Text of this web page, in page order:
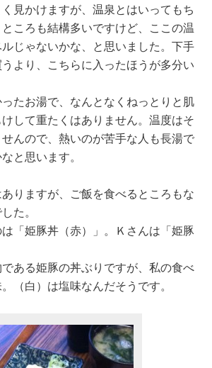
見かけますが、温泉とはいってもち
ころも結構多いですけど、ここの温
じゃないかな、と思いました。下手
より、こちらに入ったほうが多分い
たお湯で、なんとなくねっとりと肌
して重たくはありません。温度はそ
んので、熱いのが苦手な人も長湯で
と思います。
りますが、ご飯を食べるところもな
た。
「姫豚丼（赤）」。Ｋさんは「姫豚
ある姫豚の丼ぶりですが、私の食べ
（白）は塩味なんだそうです。